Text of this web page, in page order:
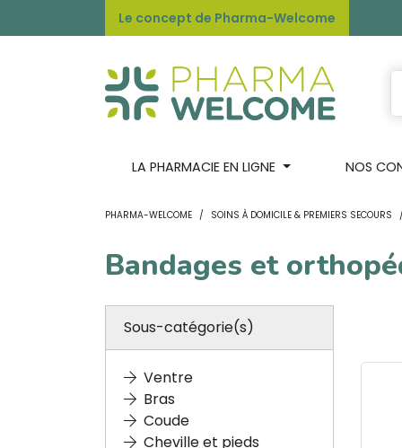
Le concept de Pharma-Welcome
LA PHARMACIE EN LIGNE NOS
PHARMA-WELCOME SOINS À DOMICILE & PREMIERS SECOURS
Bandages et
Sous-catégorie(s)
Ventre
Bras
Coude
Cheville et pieds